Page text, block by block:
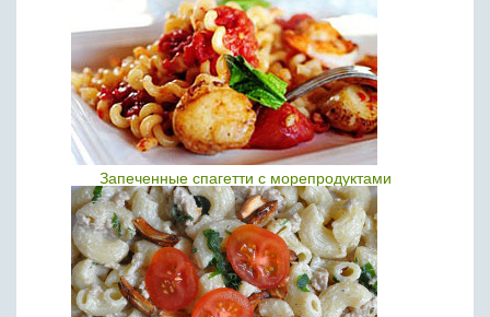
Запеченные спагетти с морепродуктами